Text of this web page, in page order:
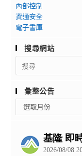
內部控制
資通安全
電子書庫
搜尋網站
Search
for:
彙整公告
整
選取月份